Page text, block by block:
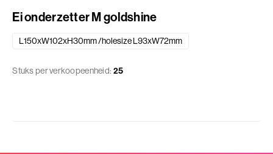
Ei onderzetter M goldshine
L150xW102xH30mm /holesize L93xW72mm
Stuks per verkoopeenheid: 25